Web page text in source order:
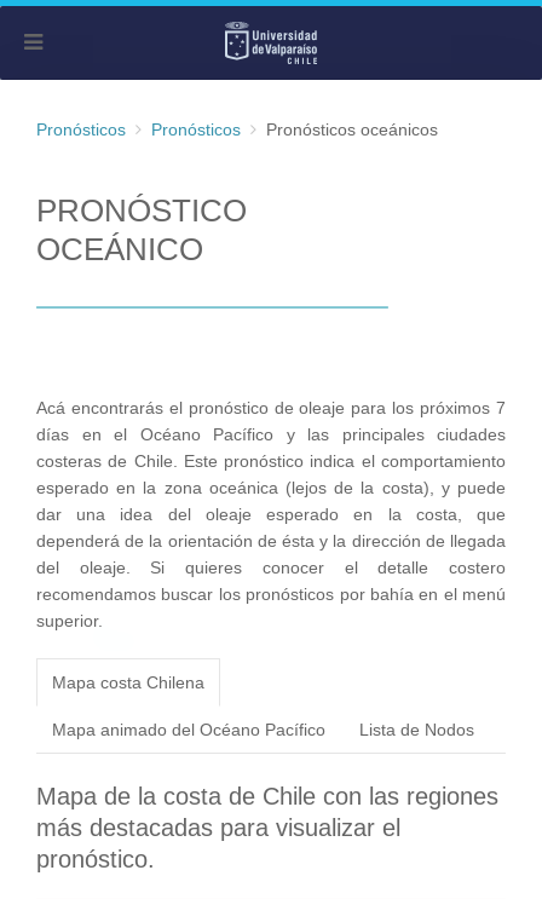
Pronósticos Pronósticos Pronósticos oceánicos
PRONÓSTICO
OCEÁNICO
Acá encontrarás el pronóstico de oleaje para los próximos 7
días en el Océano Pacífico y las principales ciudades
costeras de Chile. Este pronóstico indica el comportamiento
esperado en la zona oceánica (lejos de la costa), y puede
dar una idea del oleaje esperado en la costa, que
dependerá de la orientación de ésta y la dirección de llegada
del oleaje. Si quieres conocer el detalle costero
recomendamos buscar los pronósticos por bahía en el menú
superior.
Mapa costa Chilena
Mapa animado del Océano Pacífico Lista de Nodos
Mapa de la costa de Chile con las regiones
más destacadas para visualizar el
pronóstico.